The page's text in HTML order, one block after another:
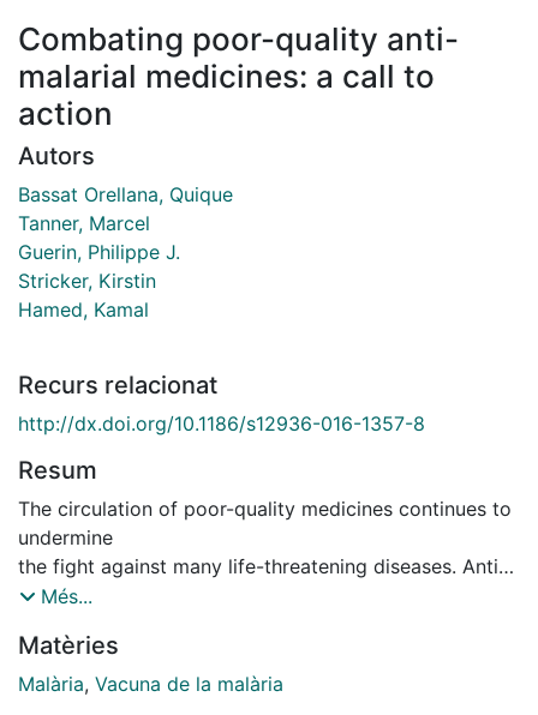
Combating poor-quality anti-
malarial medicines: a call to
action
Autors
Bassat Orellana, Quique
Tanner, Marcel
Guerin, Philippe J.
Stricker, Kirstin
Hamed, Kamal
Recurs relacionat
http://dx.doi.org/10.1186/s12936-016-1357-8
Resum
The circulation of poor-quality medicines continues to
undermine
the fight against many life-threatening diseases. Anti-
malarial
compromised and
present a major public health threat in malaria-
Més...
Matèries
Malària, Vacuna de la malària